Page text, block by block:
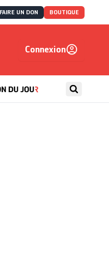
FAIRE UN DON BOUTIQUE
Connexion